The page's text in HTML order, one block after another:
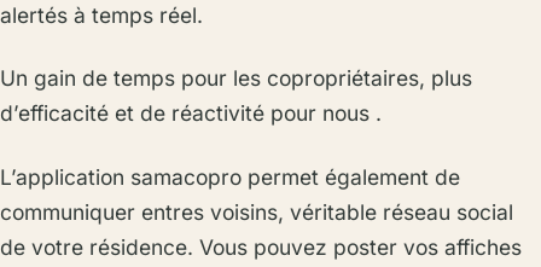
alertés à temps réel.
Un gain de temps pour les copropriétaires, plus
d’efficacité et de réactivité pour nous .
L’application samacopro permet également de
communiquer entres voisins, véritable réseau social
de votre résidence. Vous pouvez poster vos affiches